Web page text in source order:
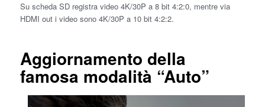
Su scheda SD registra video 4K/30P a 8 bit 4:2:0, mentre via
HDMI out i video sono 4K/30P a 10 bit 4:2:2.
Aggiornamento della
famosa modalità “Auto”